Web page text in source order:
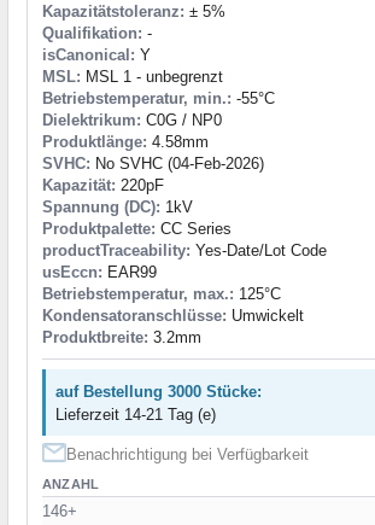
Kapazitätstoleranz: ± 5%
Qualifikation: -
isCanonical: Y
MSL: MSL 1 - unbegrenzt
Betriebstemperatur, min.: -55°C
Dielektrikum: C0G / NP0
Produktlänge: 4.58mm
SVHC: No SVHC (04-Feb-2026)
Kapazität: 220pF
Spannung (DC): 1kV
Produktpalette: CC Series
productTraceability: Yes-Date/Lot Code
usEccn: EAR99
Betriebstemperatur, max.: 125°C
Kondensatoranschlüsse: Umwickelt
Produktbreite: 3.2mm
auf Bestellung 3000 Stücke:
Lieferzeit 14-21 Tag (e)
Benachrichtigung bei Verfügbarkeit
ANZAHL
146+